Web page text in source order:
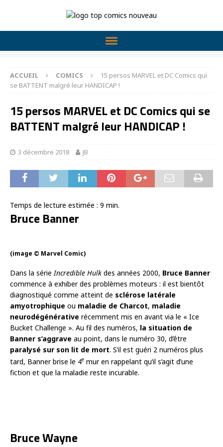
ACCUEIL COMICS
15 persos MARVEL et DC Comics qui
se BATTENT malgré leur HANDICAP !
15 persos MARVEL et DC Comics qui se
BATTENT malgré leur HANDICAP !
3 décembre 2018 JB
Temps de lecture estimée : 9 min.
Bruce Banner
(image © Marvel Comic)
Dans la sérieIncredible Hulk des années 2000, Bruce Banner
commence à exhiber des problèmes moteurs : il est bientôt
diagnostiqué comme atteint de sclérose latérale
amyotrophique ou maladie de Charcot, maladie
neurodégénérative récemment mis en avant via le « Ice
Bucket Challenge ». Au fil des numéros, la situation de
Banner s’aggrave au point, dans le numéro 30, d’être
paralysé sur son lit de mort. S’il est guéri 2 numéros plus
tard, Banner brise le 4e mur en rappelant qu’il s’agit d’une
fiction et que la maladie reste incurable.
Bruce Wayne